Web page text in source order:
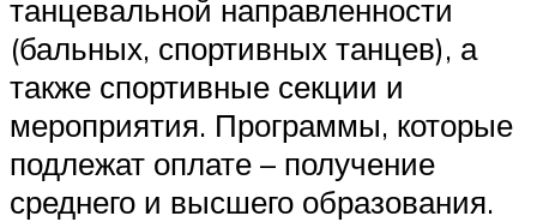
танцевальной направленности
(бальных, спортивных танцев), а
также спортивные секции и
мероприятия. Программы, которые
подлежат оплате – получение
среднего и высшего образования.